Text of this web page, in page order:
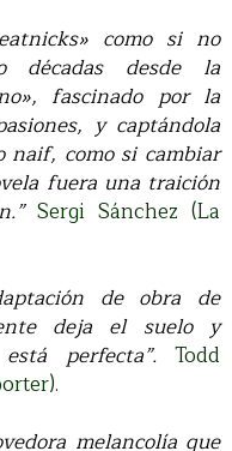
como si no
décadas desde la
fascinado por la
y captándola
como si cambiar
fuera una traición
Sergi Sánchez (La
de obra de
deja el suelo y
perfecta”. Todd
melancolía que